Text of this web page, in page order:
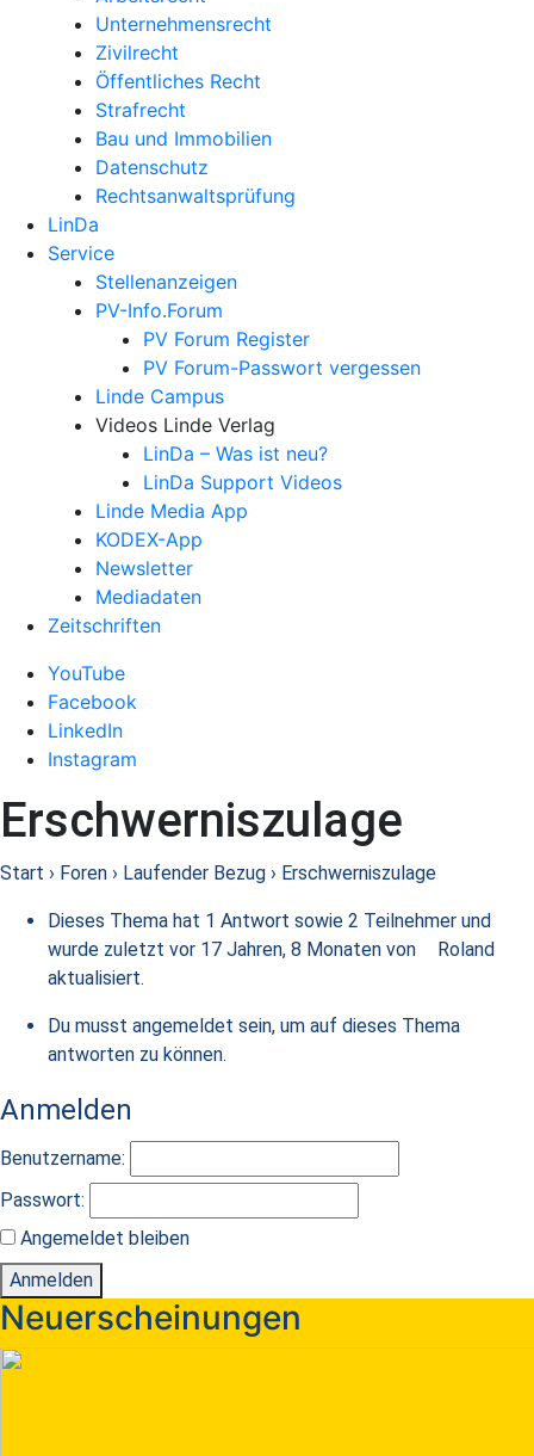
Unternehmens­recht
Zivilrecht
Öffentliches Recht
Strafrecht
Bau und Immobilien
Datenschutz
Rechtsanwalts­prüfung
LinDa
Service
Stellenanzeigen
PV-Info.Forum
PV Forum Register
PV Forum-Passwort vergessen
Linde Campus
Videos Linde Verlag
LinDa – Was ist neu?
LinDa Support Videos
Linde Media App
KODEX-App
Newsletter
Mediadaten
Zeitschriften
YouTube
Facebook
LinkedIn
Instagram
Erschwerniszulage
Start › Foren › Laufender Bezug › Erschwerniszulage
Dieses Thema hat 1 Antwort sowie 2 Teilnehmer und
wurde zuletzt vor 17 Jahren, 8 Monaten von
Roland
aktualisiert.
Du musst angemeldet sein, um auf dieses Thema
antworten zu können.
Anmelden
Benutzername:
Passwort:
Angemeldet bleiben
Anmelden
Neuerscheinungen